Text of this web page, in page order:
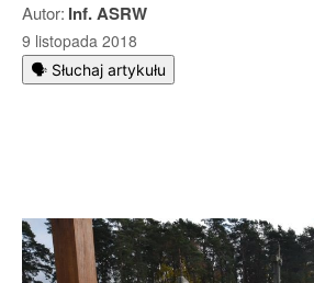
Autor: Inf. ASRW
9 listopada 2018
🗣️ Słuchaj artykułu